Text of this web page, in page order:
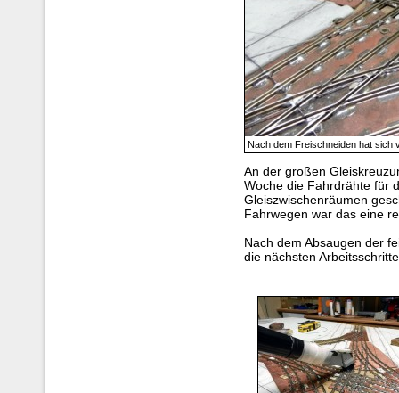
Nach dem Freischneiden hat sich
An der großen
Woche die Fahrdrähte für
Gleiszwischenräumen
Fahrwegen war das eine
Nach dem Absaugen der
die nächsten